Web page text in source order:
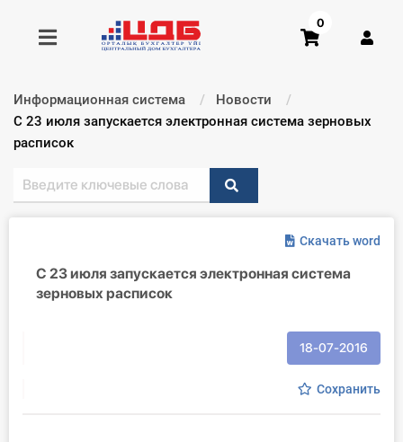
Получить консультацию
Главная ИС
Консультации
0
Информационная система
Новости
Текущий:
С 23 июля запускается электронная система зерновых
расписок
Скачать word
С 23 июля запускается электронная система
зерновых расписок
18-07-2016
Сохранить